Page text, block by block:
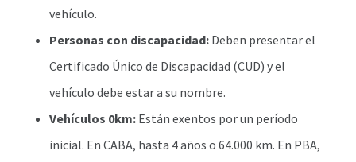
vehículo.
Personas con discapacidad: Deben presentar el
Certificado Único de Discapacidad (CUD) y el
vehículo debe estar a su nombre.
Vehículos 0km: Están exentos por un período
inicial. En CABA, hasta 4 años o 64.000 km. En PBA,